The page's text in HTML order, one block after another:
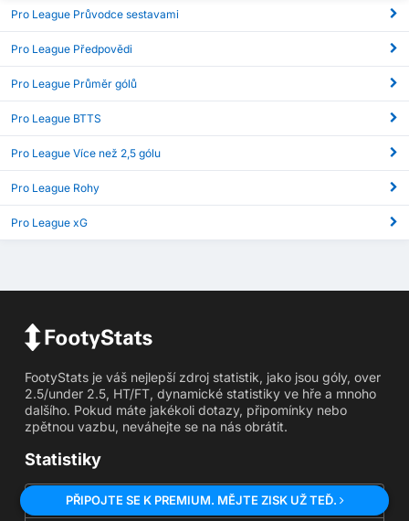
Pro League Průvodce sestavami
Pro League Předpovědi
Pro League Průměr gólů
Pro League BTTS
Pro League Více než 2,5 gólu
Pro League Rohy
Pro League xG
FootyStats je váš nejlepší zdroj statistik, jako jsou góly, over
2.5/under 2.5, HT/FT, dynamické statistiky ve hře a mnoho
dalšího. Pokud máte jakékoli dotazy, připomínky nebo
zpětnou vazbu, neváhejte se na nás obrátit.
Statistiky
Nad/pod gólů
PŘIPOJTE SE K PREMIUM. MĚJTE ZISK UŽ TEĎ.